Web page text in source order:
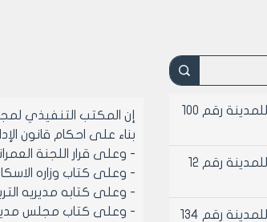
إن المكتب التنفيذي
بناء على احكام قانون الإدارة المحلية
- وعلى قرار اللجنة العمرانية رقم /
- وعلى كتاب وزاره الاسكان والمرافق رقم
- وعلى كتابه مديريه التربية بحلب رقم /
- وعلى كتاب مجلس مدينه حلب رقم /
قرار المكتب التنفيذي للمدينة رقم 100
قرار المكتب التنفيذي للمدينة رقم 12
قرار المكتب التنفيذي للمدينة رقم 134